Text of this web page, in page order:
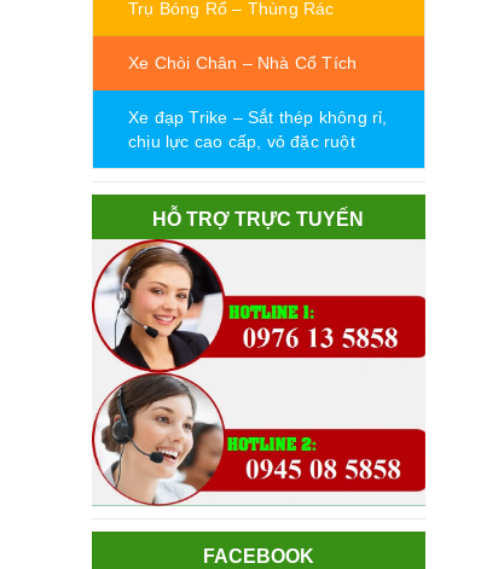
Trụ Bóng Rổ – Thùng Rác
Xe Chòi Chân – Nhà Cổ Tích
Xe đạp Trike – Sắt thép không rỉ,
chịu lực cao cấp, vỏ đặc ruột
HỖ TRỢ TRỰC TUYẾN
FACEBOOK